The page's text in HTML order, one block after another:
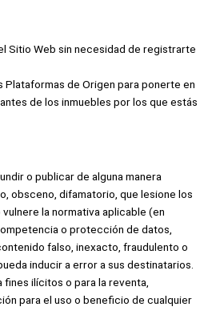
Sitio Web sin necesidad de registrarte
Plataformas de Origen para ponerte en
de los inmuebles por los que estás
o publicar de alguna manera
obsceno, difamatorio, que lesione los
la normativa aplicable (en
o protección de datos,
falso, inexacto, fraudulento o
inducir a error a sus destinatarios.
fines ilícitos o para la reventa,
para el uso o beneficio de cualquier